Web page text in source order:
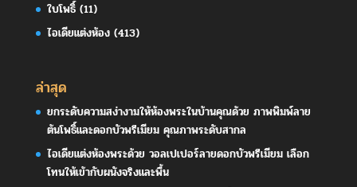
ใบโพธิ์(11)
ไอเดียแต่งห้อง(413)
ล่าสุด
ยกระดับความสง่างามให้ห้องพระในบ้านคุณด้วย ภาพพิมพ์ลาย
ต้นโพธิ์และดอกบัวพรีเมียม คุณภาพระดับสากล
ไอเดียแต่งห้องพระด้วย วอลเปเปอร์ลายดอกบัวพรีเมียม เลือก
โทนให้เข้ากับผนังจริงและพื้น